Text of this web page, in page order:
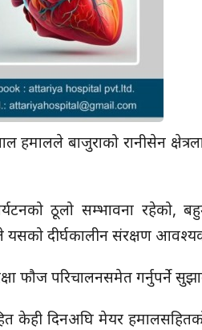
बाजुराको रानीसेन
ठूलो सम्भावना रहेको,
दीर्घकालीन संरक्षण
फौज परिचालनसमेत गर्नुपर्ने
केही दिनअघि मेयर